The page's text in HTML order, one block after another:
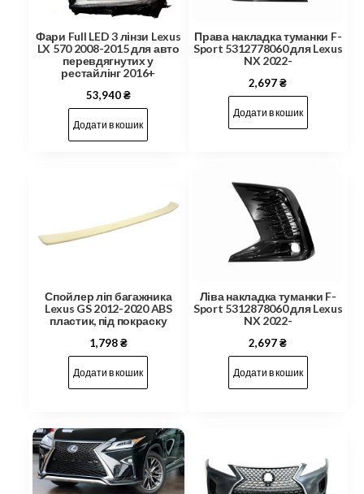
Фари Full LED 3 лінзи Lexus
LX 570 2008-2015 для авто
перевдягнутих у
рестайлінг 2016+
53,940₴
Додати в кошик
Права накладка туманки F-
Sport 5312778060 для Lexus
NX 2022-
2,697₴
Додати в кошик
Спойлер ліп багажника
Lexus GS 2012-2020 ABS
пластик, під покраску
1,798₴
Додати в кошик
Ліва накладка туманки F-
Sport 5312878060 для Lexus
NX 2022-
2,697₴
Додати в кошик